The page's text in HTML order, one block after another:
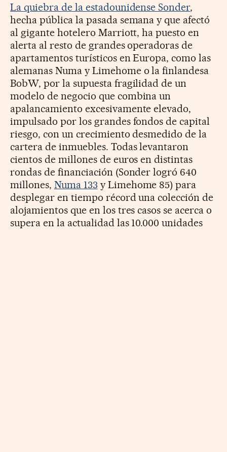
La quiebra de la estadounidense Sonder,
hecha pública la pasada semana y que afectó
al gigante hotelero Marriott, ha puesto en
alerta al resto de grandes operadoras de
apartamentos turísticos en Europa, como las
alemanas Numa y Limehome o la finlandesa
BobW, por la supuesta fragilidad de un
modelo de negocio que combina un
apalancamiento excesivamente elevado,
impulsado por los grandes fondos de capital
riesgo, con un crecimiento desmedido de la
cartera de inmuebles. Todas levantaron
cientos de millones de euros en distintas
rondas de financiación (Sonder logró 640
millones, Numa 133y Limehome 85) para
desplegar en tiempo récord una colección de
alojamientos que en los tres casos se acerca o
supera en la actualidad las 10.000 unidades